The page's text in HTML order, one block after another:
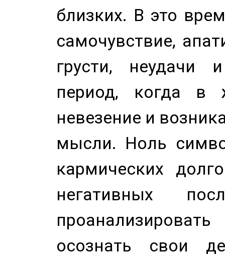
близких. В это
самочувствие,
грусти, неудачи
период, когда в
невезение и
мысли. Ноль
кармических
негативных
осознать свои